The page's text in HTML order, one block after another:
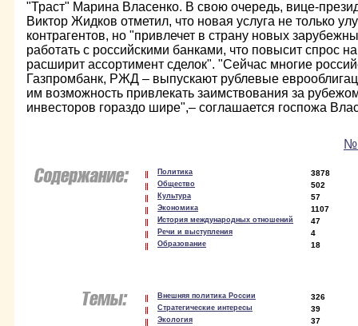
"Траст" Марина Власенко. В свою очередь, вице-
Виктор Жидков отметил, что новая услуга не только
контрагентов, но "привлечет в страну новых
работать с российскими банками, что повысит спрос
расширит ассортимент сделок". "Сейчас многие
Газпромбанк, РЖД – выпускают рублевые
им возможность привлекать заимствования за
инвесторов гораздо шире",– соглашается госпожа
№
Политика 3878
Общество 502
Культура 57
Экономика 1107
История международных отношений 47
Речи и выступления 4
Образование 18
Внешняя политика России 326
Стратегические интересы 39
Экология 37